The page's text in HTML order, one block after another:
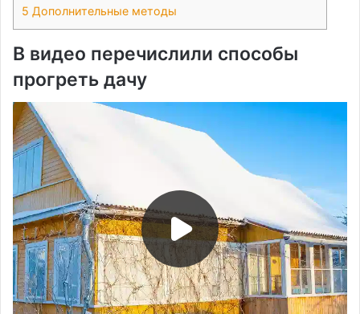
5 Дополнительные методы
В видео перечислили способы
прогреть дачу